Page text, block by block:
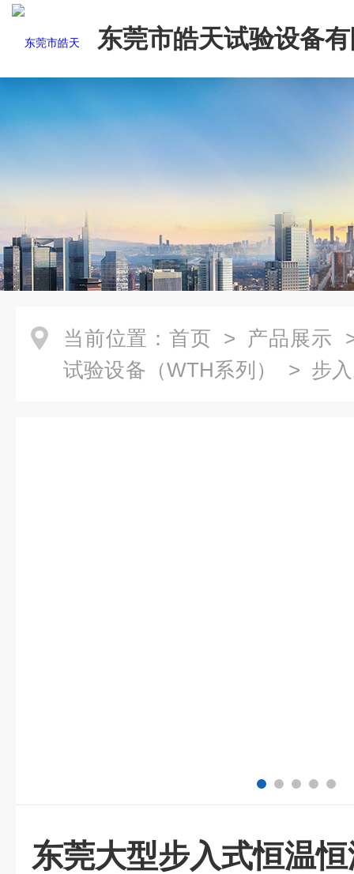
东莞市皓天试验设备
当前位置： 首页 > 产品展示
试验设备（WTH系列）
> 步
东莞大型步入式恒温